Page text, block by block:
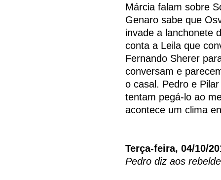
Márcia falam sobre
Genaro sabe que
invade a lanchonete
conta a Leila que
Fernando Sherer
conversam e
o casal. Pedro e
tentam pegá-lo ao
acontece um clima
Terça-feira, 04/10/
Pedro diz aos